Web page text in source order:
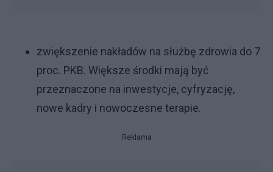
zwiększenie nakładów na służbę zdrowia do 7
proc. PKB. Większe środki mają być
przeznaczone na inwestycje, cyfryzację,
nowe kadry i nowoczesne terapie.
Reklama